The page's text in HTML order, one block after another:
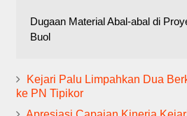
Dugaan Material Abal-abal di
Buol
Kejari Palu Limpahkan Dua
ke PN Tipikor